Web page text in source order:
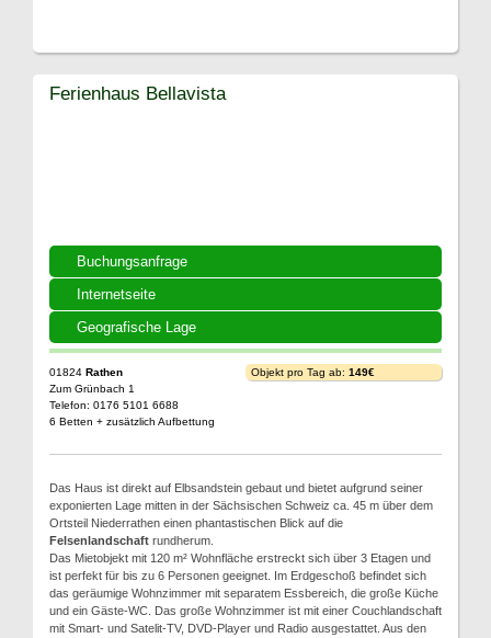
Buchungsanfrage
Internetseite
Geografische Lage
Ferienhaus Bellavista
01824 Rathen
Zum Grünbach 1
Telefon: 0176 5101 6688
6 Betten + zusätzlich Aufbettung
Objekt pro Tag ab: 149€
Das Haus ist direkt auf Elbsandstein gebaut und bietet aufgrund seiner
exponierten Lage mitten in der Sächsischen Schweiz ca. 45 m über dem
Ortsteil Niederrathen einen phantastischen Blick auf die
Felsenlandschaft rundherum.
Das Mietobjekt mit 120 m² Wohnfläche erstreckt sich über 3 Etagen und
ist perfekt für bis zu 6 Personen geeignet. Im Erdgeschoß befindet sich
das geräumige Wohnzimmer mit separatem Essbereich, die große Küche
und ein Gäste-WC. Das große Wohnzimmer ist mit einer Couchlandschaft
mit Smart- und Satelit-TV, DVD-Player und Radio ausgestattet. Aus den